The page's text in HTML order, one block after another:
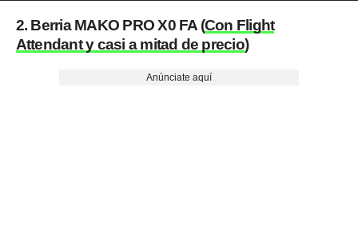
2. Berria MAKO PRO X0 FA (Con Flight
Attendant y casi a mitad de precio)
Anúnciate aquí